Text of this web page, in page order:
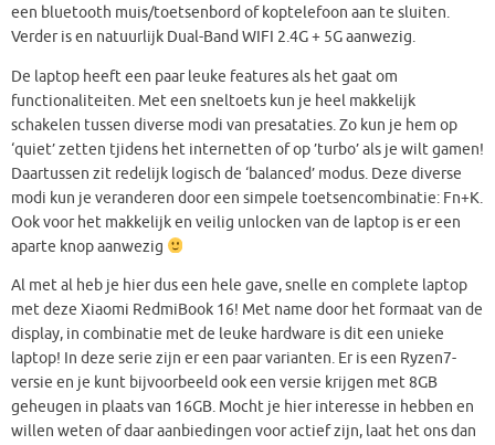
een bluetooth muis/toetsenbord of koptelefoon aan te sluiten.
Verder is en natuurlijk Dual-Band WIFI 2.4G + 5G aanwezig.
De laptop heeft een paar leuke features als het gaat om
functionaliteiten. Met een sneltoets kun je heel makkelijk
schakelen tussen diverse modi van presataties. Zo kun je hem op
‘quiet’ zetten tjidens het internetten of op ’turbo’ als je wilt gamen!
Daartussen zit redelijk logisch de ‘balanced’ modus. Deze diverse
modi kun je veranderen door een simpele toetsencombinatie: Fn+K.
Ook voor het makkelijk en veilig unlocken van de laptop is er een
aparte knop aanwezig
Al met al heb je hier dus een hele gave, snelle en complete laptop
met deze Xiaomi RedmiBook 16! Met name door het formaat van de
display, in combinatie met de leuke hardware is dit een unieke
laptop! In deze serie zijn er een paar varianten. Er is een Ryzen7-
versie en je kunt bijvoorbeeld ook een versie krijgen met 8GB
geheugen in plaats van 16GB. Mocht je hier interesse in hebben en
willen weten of daar aanbiedingen voor actief zijn, laat het ons dan